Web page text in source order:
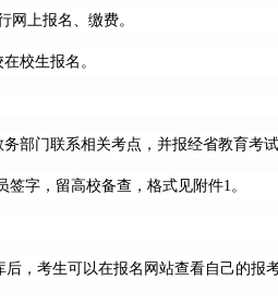
网上报名、缴费。
校生报名。
门联系相关考点，并报经省教育考
字，留高校备查，格式见附件1。
，考生可以在报名网站查看自己的报